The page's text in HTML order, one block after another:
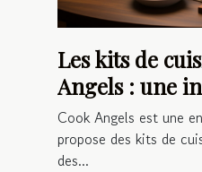
Les kits de
Angels : une
food-tech qui
Cook Angels est une
propose des kits de
des...